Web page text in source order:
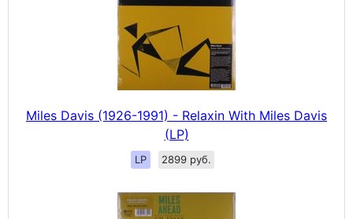
Miles Davis (1926-1991) - Relaxin With Miles Davis
(LP)
LP 2899 руб.